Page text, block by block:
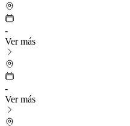
-
Ver más
-
Ver más